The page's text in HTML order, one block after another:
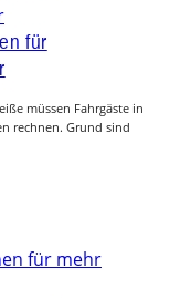
für
müssen Fahrgäste in
rechnen. Grund sind